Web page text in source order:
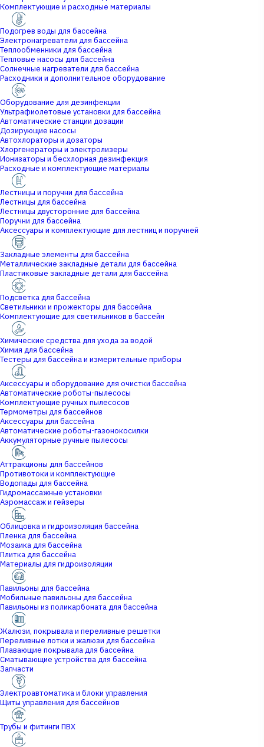
Комплектующие и расходные материалы
Подогрев воды для бассейна
Электронагреватели для бассейна
Теплообменники для бассейна
Тепловые насосы для бассейна
Солнечные нагреватели для бассейна
Расходники и дополнительное оборудование
Оборудование для дезинфекции
Ультрафиолетовые установки для бассейна
Автоматические станции дозации
Дозирующие насосы
Автохлораторы и дозаторы
Хлоргенераторы и электролизеры
Ионизаторы и бесхлорная дезинфекция
Расходные и комплектующие материалы
Лестницы и поручни для бассейна
Лестницы для бассейна
Лестницы двусторонние для бассейна
Поручни для бассейна
Аксессуары и комплектующие для лестниц и поручней
Закладные элементы для бассейна
Металлические закладные детали для бассейна
Пластиковые закладные детали для бассейна
Подсветка для бассейна
Светильники и прожекторы для бассейна
Комплектующие для светильников в бассейн
Химические средства для ухода за водой
Химия для бассейна
Тестеры для бассейна и измерительные приборы
Аксессуары и оборудование для очистки бассейна
Автоматические роботы-пылесосы
Комплектующие ручных пылесосов
Термометры для бассейнов
Аксессуары для бассейна
Автоматические роботы-газонокосилки
Аккумуляторные ручные пылесосы
Аттракционы для бассейнов
Противотоки и комплектующие
Водопады для бассейна
Гидромассажные установки
Аэромассаж и гейзеры
Облицовка и гидроизоляция бассейна
Пленка для бассейна
Мозаика для бассейна
Плитка для бассейна
Материалы для гидроизоляции
Павильоны для бассейна
Мобильные павильоны для бассейна
Павильоны из поликарбоната для бассейна
Жалюзи, покрывала и переливные решетки
Переливные лотки и жалюзи для бассейна
Плавающие покрывала для бассейна
Сматывающие устройства для бассейна
Запчасти
Электроавтоматика и блоки управления
Щиты управления для бассейнов
Трубы и фитинги ПВХ